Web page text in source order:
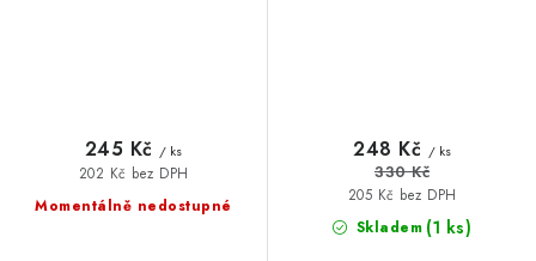
Momentálně nedostupné
202 Kč bez DPH
245 Kč / ks
Skladem (1 ks)
205 Kč bez DPH
248 Kč / ks
330 Kč